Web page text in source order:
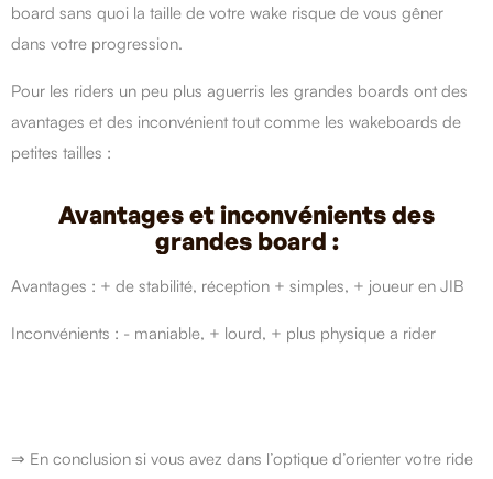
board sans quoi la taille de votre wake risque de vous gêner
dans votre progression.
Pour les riders un peu plus aguerris les grandes boards ont des
avantages et des inconvénient tout comme les wakeboards de
petites tailles :
Avantages et inconvénients des
grandes board :
Avantages : + de stabilité, réception + simples, + joueur en JIB
Inconvénients : - maniable, + lourd, + plus physique a rider
⇒ En conclusion si vous avez dans l’optique d’orienter votre ride